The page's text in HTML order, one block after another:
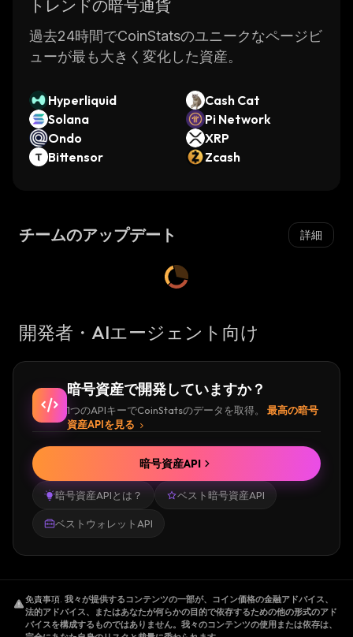
トレンドの暗号通貨
過去24時間でCoinStatsのユニークなページビ
ューが最も大きく変化した資産。
Hyperliquid
Cash Cat
Solana
Pi Network
Ondo
XRP
Bittensor
Zcash
チームのアップデート 詳細
開発者・AIエージェント向け
暗号資産で開発していますか？
1つのAPIキーでCoinStatsのデータを取得。
最高の暗号
資産APIを見る
暗号資産APIとは？ ベスト暗号資産API
ベストウォレットAPI
暗号資産API
免責事項. 我々が提供するコンテンツの一部が、コイン価格の金融アドバイス、
法的アドバイス、またはあなたが何らかの目的で依存するための他の形式のアド
バイスを構成するものではありません。我々のコンテンツの使用または依存は、